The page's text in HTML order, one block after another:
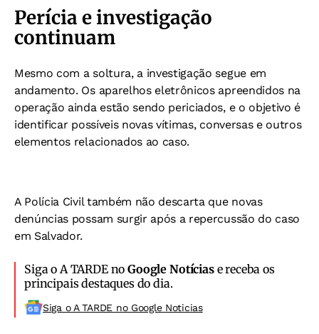
Perícia e investigação
continuam
Mesmo com a soltura, a investigação segue em
andamento. Os aparelhos eletrônicos apreendidos na
operação ainda estão sendo periciados, e o objetivo é
identificar possíveis novas vítimas, conversas e outros
elementos relacionados ao caso.
A Polícia Civil também não descarta que novas
denúncias possam surgir após a repercussão do caso
em Salvador.
Siga o A TARDE noGoogle Notíciase receba os
principais destaques do dia.
Siga o A TARDE no Google Noticias